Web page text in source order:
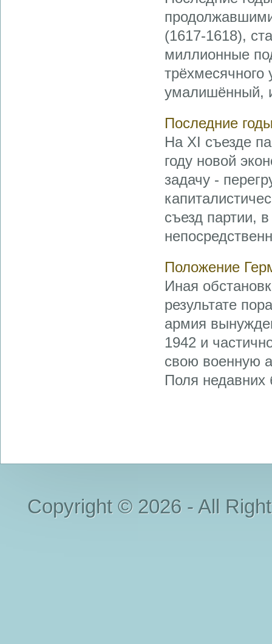
(1617-1618),
миллионные
умалишённый,
Последние
На XI съезде
году новой
задачу -
съезд партии,
Положение
Иная
результате
армия
1942 и
свою военную
Поля
Copyright © 2026 - All